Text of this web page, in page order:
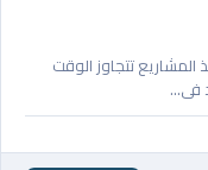
تتجاوز الوقت
في…